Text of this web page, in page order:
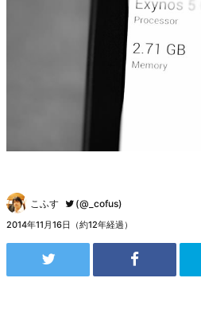
こふす (@_cofus)
2014年11月16日（約12年経過）